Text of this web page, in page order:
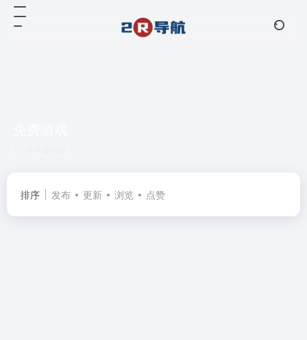
排序 发布 更新 浏览 点赞